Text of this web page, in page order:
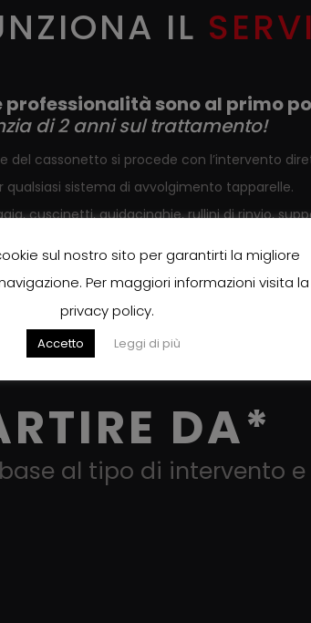
IL
professionalità sono al primo
di 2 anni sul trattamento!
del cassonetto si procede con l’intervento
qualsiasi sistema di avvolgimento tapparelle.
cuscinetti, guidacinghie, rullini di rinvio,
Intervento di sostituzione anche del solo
ogni accessorio, riducendo i tempi di
DA*
al tipo di intervento
sul nostro sito per garantirti la migliore
Per maggiori informazioni visita la
privacy policy.
Accetto Leggi di più